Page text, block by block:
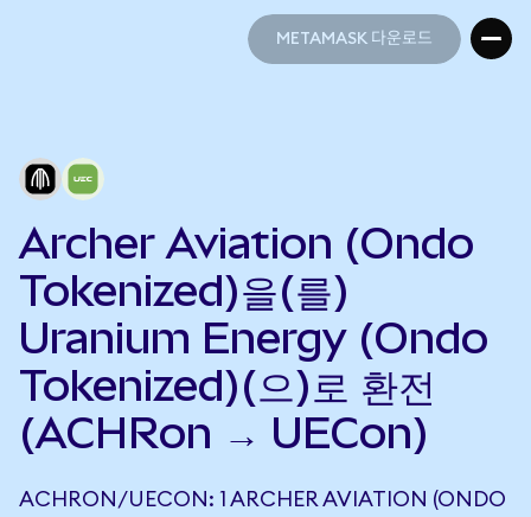
METAMASK 다운로드
Archer Aviation (Ondo
Tokenized)을(를)
Uranium Energy (Ondo
Tokenized)(으)로 환전
(ACHRon → UECon)
ACHRON/UECON: 1 ARCHER AVIATION (ONDO